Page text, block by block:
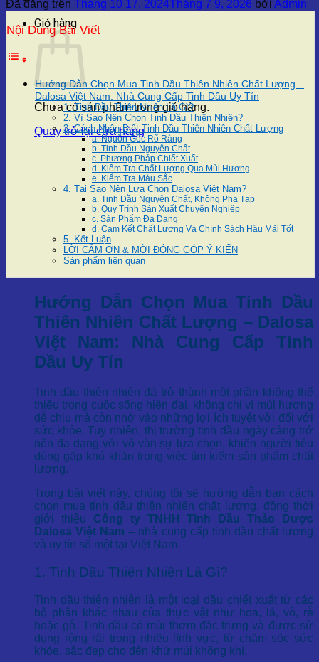
Giỏ hàng
Chưa có sản phẩm trong giỏ hàng.
Quay trở lại cửa hàng
Đã đăng trên Tháng 10 17, 2024Tháng 7 9, 2026 bởi Admin
Nội Dung Bài Viết
Hướng Dẫn Chọn Mua Tinh Dầu Thiên Nhiên Chất Lượng –
Dalosa Việt Nam: Nhà Cung Cấp Tinh Dầu Uy Tín
1. Tinh Dầu Thiên Nhiên Là Gì?
2. Vì Sao Nên Chọn Tinh Dầu Thiên Nhiên?
3. Cách Nhận Biết Tinh Dầu Thiên Nhiên Chất Lượng
a. Nguồn Gốc Rõ Ràng
b. Tinh Dầu Nguyên Chất
c. Phương Pháp Chiết Xuất
d. Kiểm Tra Chất Lượng Qua Mùi Hương
e. Kiểm Tra Màu Sắc
4. Tại Sao Nên Lựa Chọn Dalosa Việt Nam?
a. Tinh Dầu Nguyên Chất, Không Pha Tạp
b. Quy Trình Sản Xuất Chuyên Nghiệp
c. Sản Phẩm Đa Dạng
d. Cam Kết Chất Lượng Và Chính Sách Hậu Mãi Tốt
5. Kết Luận
LỜI CẢM ƠN & MỜI ĐÓNG GÓP Ý KIẾN
Sản phẩm liên quan
Hướng Dẫn Chọn Mua Tinh Dầu
Thiên Nhiên Chất Lượng – Dalosa
Việt Nam: Nhà Cung Cấp Tinh
Dầu Uy Tín
Tinh dầu thiên nhiên đã trở thành một phần không thể
thiếu trong cuộc sống hiện đại, không chỉ vì mùi hương
dễ chịu mà còn nhờ vào những lợi ích tuyệt vời đối với
sức khỏe. Tuy nhiên, thị trường tinh dầu ngày càng trở
nên đa dạng với vô vàn sự lựa chọn, khiến người tiêu
dùng gặp khó khăn trong việc tìm kiếm sản phẩm chất
lượng.
Trong bài viết này, chúng tôi sẽ hướng dẫn bạn cách
chọn mua tinh dầu thiên nhiên chất lượng, đồng thời
giới thiệu Công ty TNHH Tinh Dầu Thảo Dược
Dalosa Việt Nam – nhà cung cấp tinh dầu chất lượng
và uy tín số một tại Việt Nam.
1. Tinh Dầu Thiên Nhiên Là Gì?
Tinh dầu thiên nhiên là một loại dầu chiết xuất từ các
bộ phận khác nhau của thực vật như hoa, lá, vỏ, rễ
hoặc gỗ. Tinh dầu có mùi thơm đặc trưng và được sử
dụng rộng rãi trong nhiều lĩnh vực, từ chăm sóc sức
khỏe, sắc đẹp cho đến khử mùi không khí.